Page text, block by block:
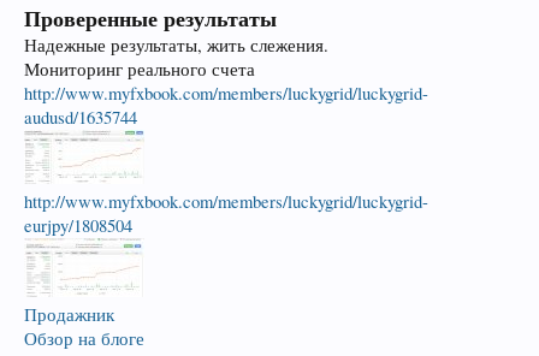
Проверенные результаты
Надежные результаты, жить слежения.
Мониторинг реального счета
http://www.myfxbook.com/members/luckygrid/luckygrid-
audusd/1635744
http://www.myfxbook.com/members/luckygrid/luckygrid-
eurjpy/1808504
Продажник
Обзор на блоге